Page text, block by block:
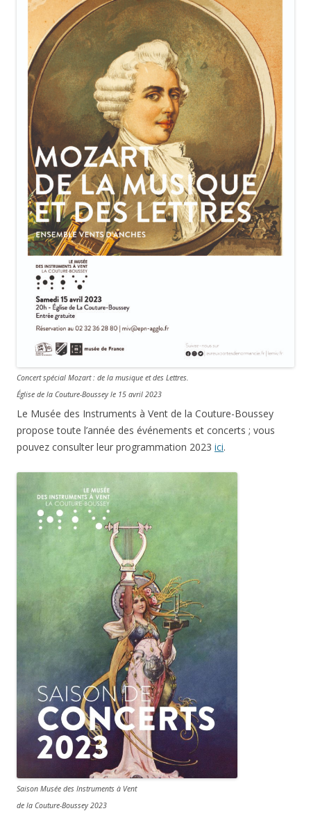
Concert spécial Mozart : de la musique et des Lettres.
Église de la Couture-Boussey le 15 avril 2023
Le Musée des Instruments à Vent de la Couture-Boussey
propose toute l’année des événements et concerts ; vous
pouvez consulter leur programmation 2023 ici.
Saison Musée des Instruments à Vent
de la Couture-Boussey 2023